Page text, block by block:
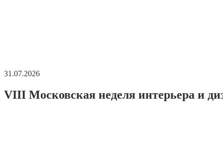
31.07.2026
VIII Московская неделя интерьера и